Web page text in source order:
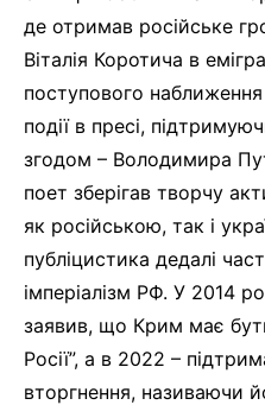
де отримав російське
Віталія Коротича в
поступового
події в пресі,
згодом – Володимира
поет зберігав творчу
як російською, так і
публіцистика дедалі
імперіалізм РФ. У 2014
заявив, що Крим має
Росії”, а в 2022 –
вторгнення, називаючи